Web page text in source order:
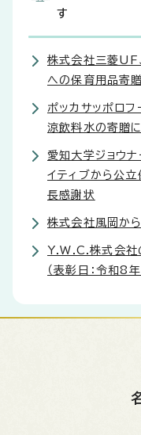
す
株式会社三菱
への保育用品寄
ポッカサッポロ
涼飲料水の寄贈
愛知大学ジョウ
イティブから公
長感謝状
株式会社風岡か
Y.W.C.株式会社
（表彰日：令和8